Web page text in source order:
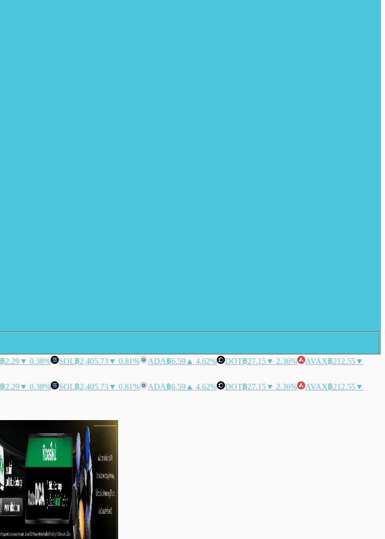
฿2.29▼ 0.38% SOL฿2,405.73▼ 0.81% ADA฿6.59 ▲ 4.62% DOT฿27.15▼ 2.36% AVAX฿212.55▼
฿2.29▼ 0.38% SOL฿2,405.73▼ 0.81% ADA฿6.59 ▲ 4.62% DOT฿27.15▼ 2.36% AVAX฿212.55▼